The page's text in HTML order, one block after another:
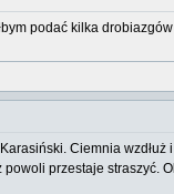
podać kilka
Ciemnia
przestaje straszyć.